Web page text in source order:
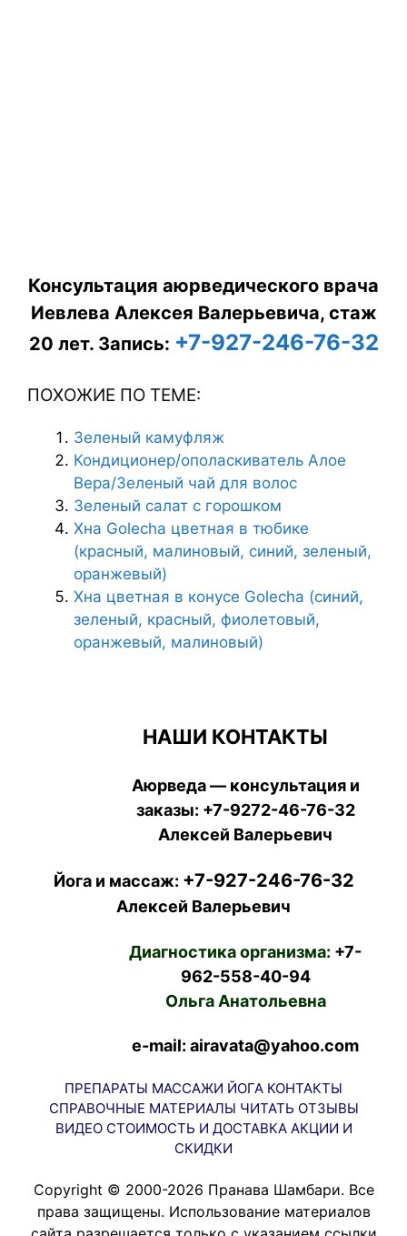
Консультация аюрведического врача
Иевлева Алексея Валерьевича, стаж
20 лет. Запись: +7-927-246-76-32
ПОХОЖИЕ ПО ТЕМЕ:
Зеленый камуфляж
Кондиционер/ополаскиватель Алое
Вера/Зеленый чай для волос
Зеленый салат с горошком
Хна Golecha цветная в тюбике
(красный, малиновый, синий, зеленый,
оранжевый)
Хна цветная в конусе Golecha (синий,
зеленый, красный, фиолетовый,
оранжевый, малиновый)
НАШИ КОНТАКТЫ
Аюрведа — консультация и
заказы: +7-9272-46-76-32
Алексей Валерьевич
Йога и массаж: +7-927-246-76-32
Алексей Валерьевич
Диагностика организма: +7-
962-558-40-94
Ольга Анатольевна
e-mail: airavata@yahoo.com
ПРЕПАРАТЫ МАССАЖИ ЙОГА КОНТАКТЫ
СПРАВОЧНЫЕ МАТЕРИАЛЫ ЧИТАТЬ ОТЗЫВЫ
ВИДЕО СТОИМОСТЬ И ДОСТАВКА АКЦИИ И
СКИДКИ
Copyright © 2000-2026 Пранава Шамбари. Все
права защищены. Использование материалов